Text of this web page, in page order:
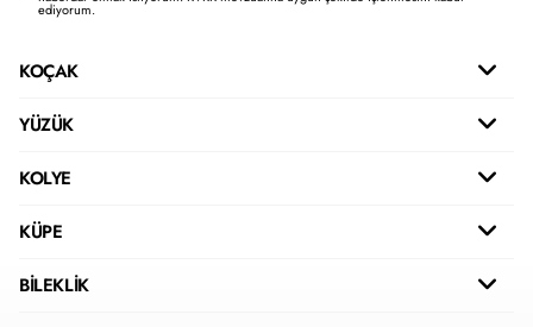
ediyorum.
KOÇAK
YÜZÜK
KOLYE
KÜPE
BİLEKLİK